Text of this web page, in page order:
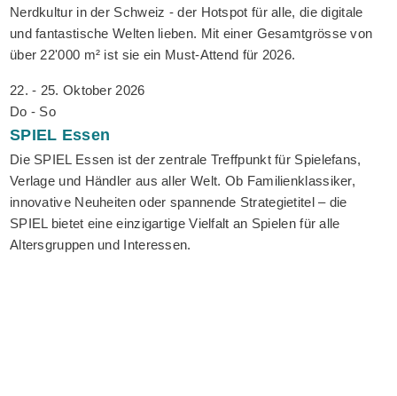
Nerdkultur in der Schweiz - der Hotspot für alle, die digitale
und fantastische Welten lieben. Mit einer Gesamtgrösse von
über 22'000 m² ist sie ein Must-Attend für 2026.
22. - 25. Oktober 2026
Do - So
SPIEL Essen
Die SPIEL Essen ist der zentrale Treffpunkt für Spielefans,
Verlage und Händler aus aller Welt. Ob Familienklassiker,
innovative Neuheiten oder spannende Strategietitel – die
SPIEL bietet eine einzigartige Vielfalt an Spielen für alle
Altersgruppen und Interessen.